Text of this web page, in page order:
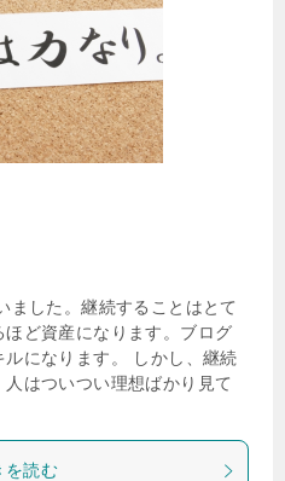
ました。継続することはとて
ど資産になります。ブログ
になります。 しかし、継続
はついつい理想ばかり見て
を読む